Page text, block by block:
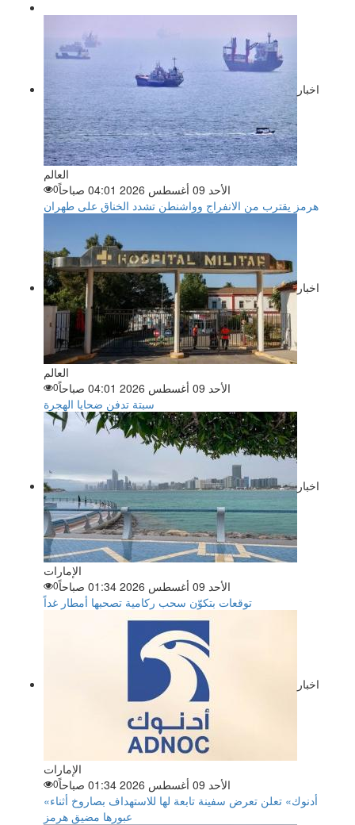
اخبار
العالم
الأحد 09 أغسطس 2026 04:01 صباحاً
0
هرمز يقترب من الانفراج وواشنطن تشدد الخناق على طهران
اخبار
العالم
الأحد 09 أغسطس 2026 04:01 صباحاً
0
سبتة تدفن ضحايا الهجرة
اخبار
الإمارات
الأحد 09 أغسطس 2026 01:34 صباحاً
0
توقعات بتكوّن سحب ركامية تصحبها أمطار غداً
اخبار
الإمارات
الأحد 09 أغسطس 2026 01:34 صباحاً
0
«أدنوك» تعلن تعرض سفينة تابعة لها للاستهداف بصاروخ أثناء
عبورها مضيق هرمز